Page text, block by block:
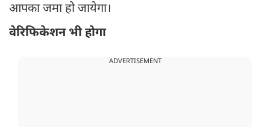
आपका जमा हो जायेगा।
वेरिफिकेशन भी होगा
ADVERTISEMENT